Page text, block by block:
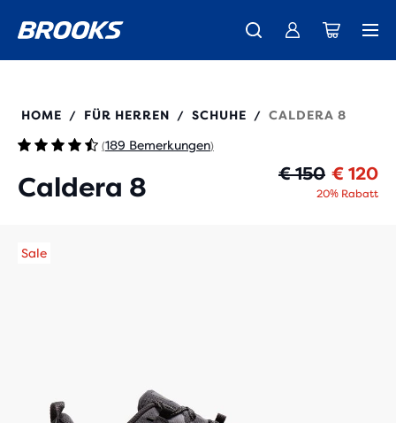
Der brandneue Ghost Amp ist da - Shop Damen Herren
Wir präsentieren die neue Cascadia Kollektion - Jetzt kaufen
Kostenloser Versand für Mitglieder. Join us
110440
HOME / FÜR HERREN / SCHUHE / CALDERA 8
(189 Bemerkungen)
Caldera 8 € 150 € 120
20% Rabatt
Sale